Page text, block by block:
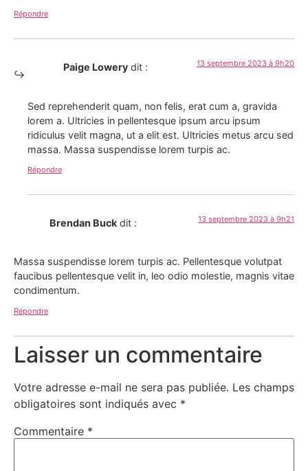
Répondre
Paige Lowery dit : 13 septembre 2023 à 9h20
Sed reprehenderit quam, non felis, erat cum a, gravida
lorem a. Ultricies in pellentesque ipsum arcu ipsum
ridiculus velit magna, ut a elit est. Ultricies metus arcu sed
massa. Massa suspendisse lorem turpis ac.
Répondre
Brendan Buck dit : 13 septembre 2023 à 9h21
Massa suspendisse lorem turpis ac. Pellentesque volutpat
faucibus pellentesque velit in, leo odio molestie, magnis vitae
condimentum.
Répondre
Laisser un commentaire
Votre adresse e-mail ne sera pas publiée. Les champs
obligatoires sont indiqués avec *
Commentaire *